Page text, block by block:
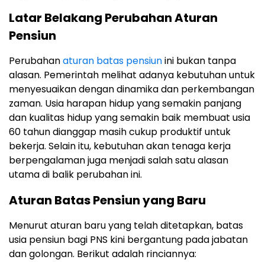
Latar Belakang Perubahan Aturan
Pensiun
Perubahanaturan batas pensiunini bukan tanpa
alasan. Pemerintah melihat adanya kebutuhan untuk
menyesuaikan dengan dinamika dan perkembangan
zaman. Usia harapan hidup yang semakin panjang
dan kualitas hidup yang semakin baik membuat usia
60 tahun dianggap masih cukup produktif untuk
bekerja. Selain itu, kebutuhan akan tenaga kerja
berpengalaman juga menjadi salah satu alasan
utama di balik perubahan ini.
Aturan Batas Pensiun yang Baru
Menurut aturan baru yang telah ditetapkan, batas
usia pensiun bagi PNS kini bergantung pada jabatan
dan golongan. Berikut adalah rinciannya: